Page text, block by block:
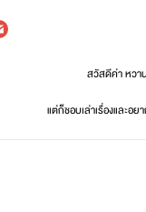
สวัสดีค่า หวา
แต่ก็ชอบเล่าเรื่องและอ